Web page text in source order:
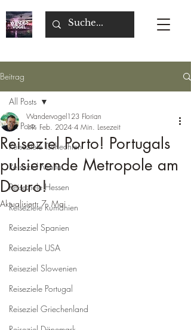
Beitrag
All Posts
Reiseziele Tschechien
Reiseziel Malta
Reiseziele Hessen
Reiseziele Rumänien
Reiseziel Spanien
Reiseziele USA
Reiseziel Slowenien
Reiseziele Portugal
Reiseziel Griechenland
All Posts
Reiseziel Porto! Portugals
pulsierende Metropole am
Douro!
Wandervogel123 Florian
19. Feb. 2024 4 Min. Lesezeit
Aktualisiert: 7. Mai